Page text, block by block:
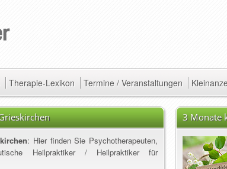
Therapie-Lexikon Termine / Veranstaltungen
: Hier finden Sie Psychotherapeuten,
Heilpraktiker / Heilpraktiker für
3 Monate